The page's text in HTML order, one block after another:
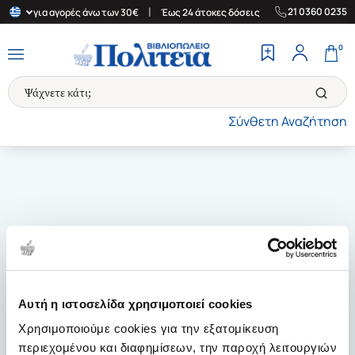
Αυτή η ιστοσελίδα χρησιμοποιεί cookies
Χρησιμοποιούμε cookies για την εξατομίκευση
περιεχομένου και διαφημίσεων, την παροχή λειτουργιών
για αγορές άνω των 30€ Έως 24 άτοκες δόσεις | Δωρεάν
21 0360 0235
Σύνθετη Αναζήτηση
0